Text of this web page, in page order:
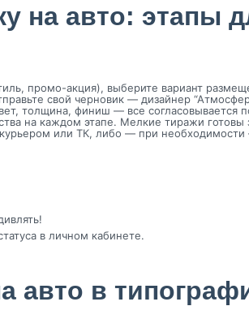
на авто: этапы
промо-акция), выберите вариант
свой черновик — дизайнер
толщина, финиш — все согласовывается
на каждом этапе. Мелкие тиражи
курьером или ТК, либо — при
в личном кабинете.
авто в